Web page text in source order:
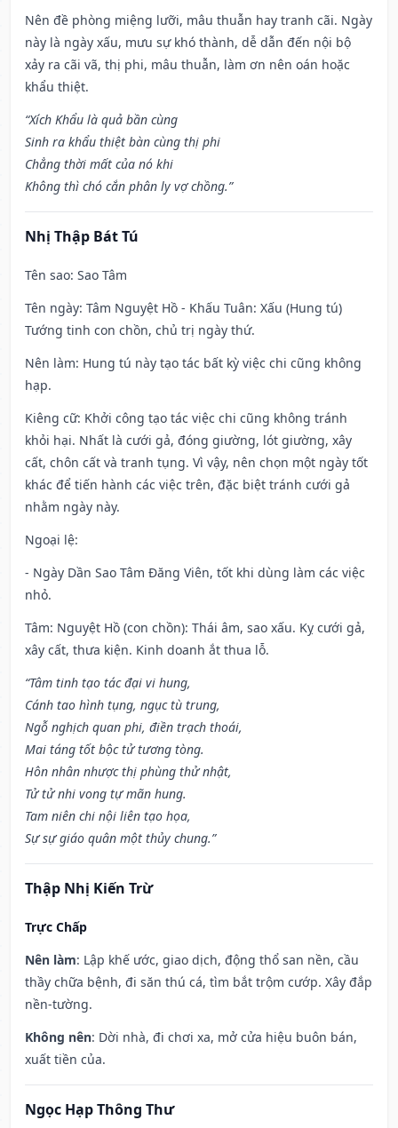
Nên đề phòng miệng lưỡi, mâu thuẫn hay tranh cãi. Ngày
này là ngày xấu, mưu sự khó thành, dễ dẫn đến nội bộ
xảy ra cãi vã, thị phi, mâu thuẫn, làm ơn nên oán hoặc
khẩu thiệt.
“Xích Khẩu là quả bần cùng
Sinh ra khẩu thiệt bàn cùng thị phi
Chẳng thời mất của nó khi
Không thì chó cắn phân ly vợ chồng.”
Nhị Thập Bát Tú
Tên sao: Sao Tâm
Tên ngày: Tâm Nguyệt Hồ - Khấu Tuân: Xấu (Hung tú)
Tướng tinh con chồn, chủ trị ngày thứ.
Nên làm: Hung tú này tạo tác bất kỳ việc chi cũng không
hạp.
Kiêng cữ: Khởi công tạo tác việc chi cũng không tránh
khỏi hại. Nhất là cưới gả, đóng giường, lót giường, xây
cất, chôn cất và tranh tụng. Vì vậy, nên chọn một ngày tốt
khác để tiến hành các việc trên, đặc biệt tránh cưới gả
nhằm ngày này.
Ngoại lệ:
- Ngày Dần Sao Tâm Đăng Viên, tốt khi dùng làm các việc
nhỏ.
Tâm: Nguyệt Hồ (con chồn): Thái âm, sao xấu. Kỵ cưới gả,
xây cất, thưa kiện. Kinh doanh ắt thua lỗ.
“Tâm tinh tạo tác đại vi hung,
Cánh tao hình tụng, ngục tù trung,
Ngỗ nghịch quan phi, điền trạch thoái,
Mai táng tốt bộc tử tương tòng.
Hôn nhân nhược thị phùng thử nhật,
Tử tử nhi vong tự mãn hung.
Tam niên chi nội liên tạo họa,
Sự sự giáo quân một thủy chung.”
Thập Nhị Kiến Trừ
Trực Chấp
Nên làm: Lập khế ước, giao dịch, động thổ san nền, cầu
thầy chữa bệnh, đi săn thú cá, tìm bắt trộm cướp. Xây đắp
nền-tường.
Không nên: Dời nhà, đi chơi xa, mở cửa hiệu buôn bán,
xuất tiền của.
Ngọc Hạp Thông Thư